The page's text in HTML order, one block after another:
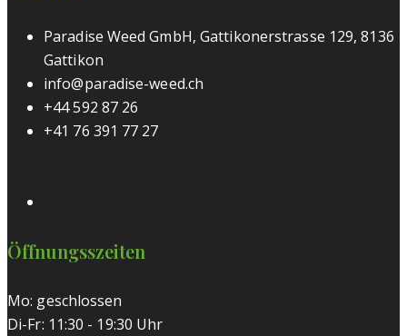
Paradise Weed GmbH, Gattikonerstrasse 129, 8136
Gattikon
info@paradise-weed.ch
+44 592 87 26
+41 76 391 77 27
Öffnungsszeiten
Mo: geschlossen
Di-Fr: 11:30 - 19:30 Uhr